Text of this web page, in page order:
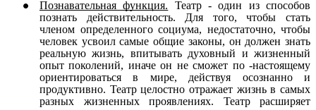
Познавательная функция. Театр - один из способов
познать действительность. Для того, чтобы стать
членом определенного социума, недостаточно, чтобы
человек усвоил самые общие законы, он должен знать
реальную жизнь, впитывать духовный и жизненный
опыт поколений, иначе он не сможет по -настоящему
ориентироваться в мире, действуя осознанно и
продуктивно. Театр целостно отражает жизнь в самых
разных жизненных проявлениях. Театр расширяет